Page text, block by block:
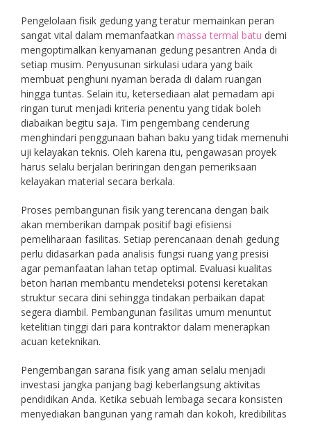
Pengelolaan fisik gedung yang teratur memainkan peran
sangat vital dalam memanfaatkan massa termal batu demi
mengoptimalkan kenyamanan gedung pesantren Anda di
setiap musim. Penyusunan sirkulasi udara yang baik
membuat penghuni nyaman berada di dalam ruangan
hingga tuntas. Selain itu, ketersediaan alat pemadam api
ringan turut menjadi kriteria penentu yang tidak boleh
diabaikan begitu saja. Tim pengembang cenderung
menghindari penggunaan bahan baku yang tidak memenuhi
uji kelayakan teknis. Oleh karena itu, pengawasan proyek
harus selalu berjalan beriringan dengan pemeriksaan
kelayakan material secara berkala.
Proses pembangunan fisik yang terencana dengan baik
akan memberikan dampak positif bagi efisiensi
pemeliharaan fasilitas. Setiap perencanaan denah gedung
perlu didasarkan pada analisis fungsi ruang yang presisi
agar pemanfaatan lahan tetap optimal. Evaluasi kualitas
beton harian membantu mendeteksi potensi keretakan
struktur secara dini sehingga tindakan perbaikan dapat
segera diambil. Pembangunan fasilitas umum menuntut
ketelitian tinggi dari para kontraktor dalam menerapkan
acuan keteknikan.
Pengembangan sarana fisik yang aman selalu menjadi
investasi jangka panjang bagi keberlangsung aktivitas
pendidikan Anda. Ketika sebuah lembaga secara konsisten
menyediakan bangunan yang ramah dan kokoh, kredibilitas